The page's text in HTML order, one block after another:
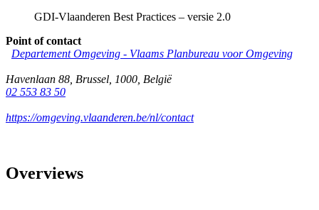
GDI-Vlaanderen Best Practices – versie 2.0
Point of contact
Departement Omgeving - Vlaams Planbureau voor Omgeving
Havenlaan 88 Brussel 1000 België
02 553 83 50
https://omgeving.vlaanderen.be/nl/contact
Overviews